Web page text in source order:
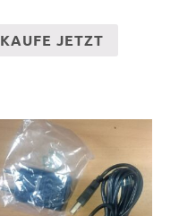
KAUFE JETZT